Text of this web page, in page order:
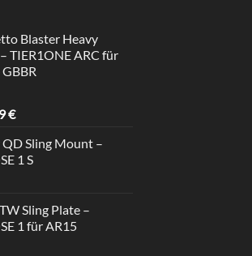
Blaster Heavy
TIER1ONE ARC für
€
€Aktueller
ist:
34,99 €.
QD Sling Mount –
1 S
Sling Plate –
1 für AR15